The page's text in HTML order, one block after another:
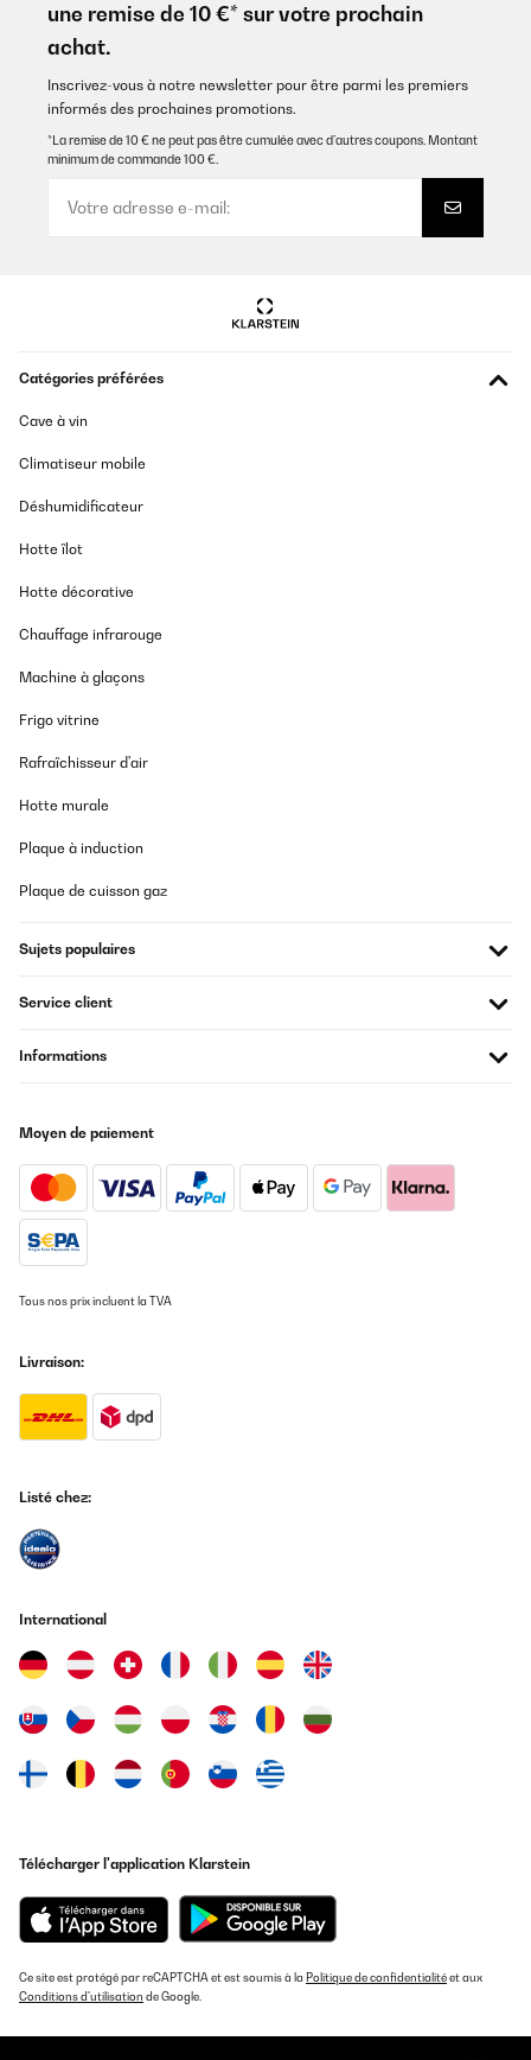
une remise de 10 €* sur votre prochain
achat.
Inscrivez-vous à notre newsletter pour être parmi les premiers
informés des prochaines promotions.
*La remise de 10 € ne peut pas être cumulée avec d’autres coupons. Montant
minimum de commande 100 €.
Catégories préférées
Cave à vin
Climatiseur mobile
Déshumidificateur
Hotte îlot
Hotte décorative
Chauffage infrarouge
Machine à glaçons
Frigo vitrine
Rafraîchisseur d'air
Hotte murale
Plaque à induction
Plaque de cuisson gaz
Sujets populaires
Service client
Informations
Moyen de paiement
Tous nos prix incluent la TVA
Livraison:
Listé chez:
International
Télécharger l'application Klarstein
Ce site est protégé par reCAPTCHA et est soumis à la Politique de confidentialitéet aux
Conditions d'utilisation de Google.